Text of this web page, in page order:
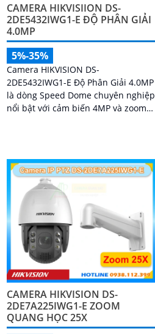
CAMERA HIKVISIION DS-
2DE5432IWG1-E ĐỘ PHÂN GIẢI
4.0MP
5%-35%
Camera HIKVISION DS-
2DE5432IWG1-E Độ Phân Giải 4.0MP
là dòng Speed Dome chuyên nghiệp
nổi bật với cảm biến 4MP và zoom
CAMERA HIKVISION DS-
2DE7A225IWG1-E ZOOM
QUANG HỌC 25X